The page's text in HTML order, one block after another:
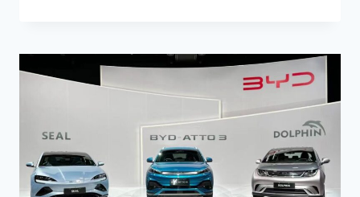
SU
INTERIOR
ANTES
LANZAMIENTO